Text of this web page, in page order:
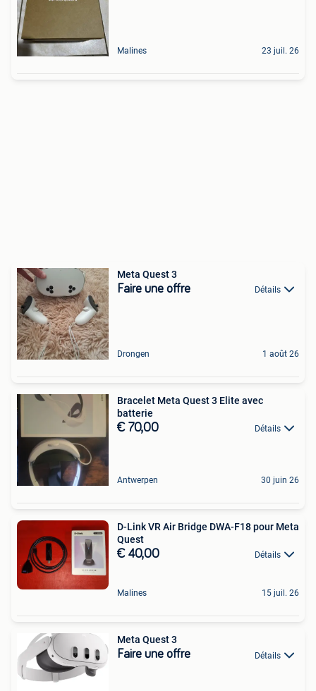
Malines 23 juil. 26
Meta Quest 3
Faire une offre Détails
Drongen 1 août 26
Bracelet Meta Quest 3 Elite avec
batterie
€ 70,00 Détails
Antwerpen 30 juin 26
D-Link VR Air Bridge DWA-F18 pour Meta
Quest
€ 40,00 Détails
Malines 15 juil. 26
Meta Quest 3
Faire une offre Détails